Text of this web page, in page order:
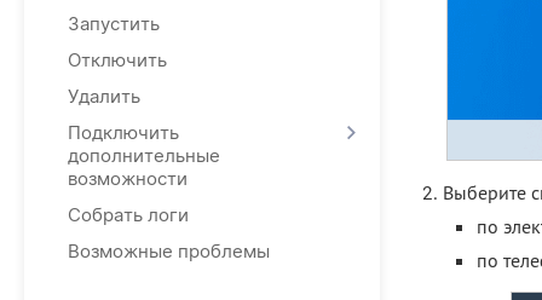
Запустить
Отключить
Удалить
Подключить
дополнительные
возможности
Собрать логи
Возможные проблемы
Выберите
по
по